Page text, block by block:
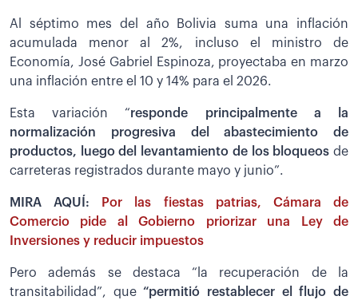
Al séptimo mes del año Bolivia suma una inflación
acumulada menor al 2%, incluso el ministro de
Economía, José Gabriel Espinoza, proyectaba en marzo
una inflación entre el 10 y 14% para el 2026.
Esta variación “responde principalmente a la
normalización progresiva del abastecimiento de
productos, luego del levantamiento de los bloqueos de
carreteras registrados durante mayo y junio”.
MIRA AQUÍ:
Por las fiestas patrias, Cámara de
Comercio pide al Gobierno priorizar una Ley de
Inversiones y reducir impuestos
Pero además se destaca “la recuperación de la
transitabilidad”, que“permitió restablecer el flujo de